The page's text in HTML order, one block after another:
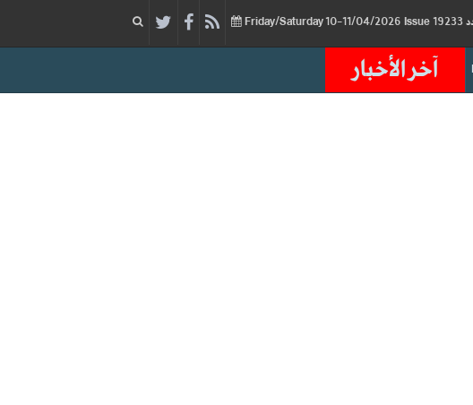
Issue
آخر الأخبار